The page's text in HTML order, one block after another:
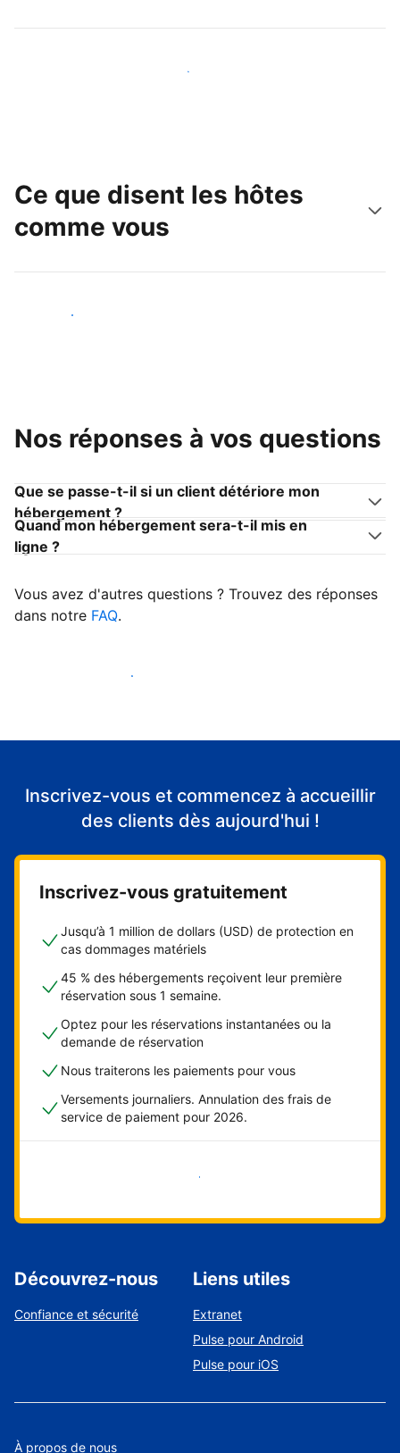
Touchez une nouvelle clientèle dès aujourd'hui
Ce que disent les hôtes
comme vous
Devenir hôte
Nos réponses à vos questions
Que se passe-t-il si un client détériore mon
hébergement ?
Quand mon hébergement sera-t-il mis en
ligne ?
Vous avez d'autres questions ? Trouvez des réponses
dans notre FAQ.
Accueillir mes premiers clients
Inscrivez-vous et commencez à accueillir
des clients dès aujourd'hui !
Inscrivez-vous gratuitement
Jusqu’à 1 million de dollars (USD) de protection en
cas dommages matériels
45 % des hébergements reçoivent leur première
réservation sous 1 semaine.
Optez pour les réservations instantanées ou la
demande de réservation
Nous traiterons les paiements pour vous
Versements journaliers. Annulation des frais de
service de paiement pour 2026.
Démarrer maintenant
Découvrez-nous
Confiance et sécurité
Liens utiles
Extranet
Pulse pour Android
Pulse pour iOS
À propos de nous